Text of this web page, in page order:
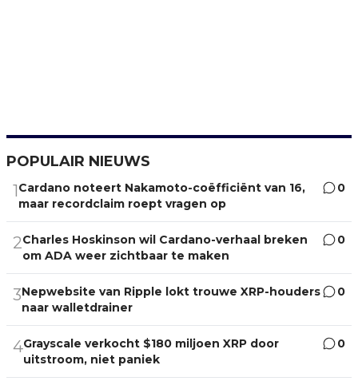
POPULAIR NIEUWS
1Cardano noteert Nakamoto-coëfficiënt van 16,
maar recordclaim roept vragen op
0
2Charles Hoskinson wil Cardano-verhaal breken
om ADA weer zichtbaar te maken
0
3Nepwebsite van Ripple lokt trouwe XRP-houders
naar walletdrainer
0
4Grayscale verkocht $180 miljoen XRP door
uitstroom, niet paniek
0